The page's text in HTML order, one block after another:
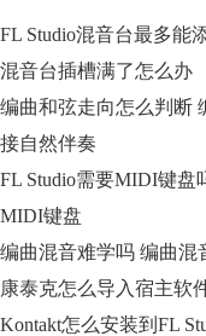
FL Studio混音台最多能
混音台插槽满了怎么办
编曲和弦走向怎么判断
接自然伴奏
FL Studio需要MIDI键盘
MIDI键盘
编曲混音难学吗 编曲混
康泰克怎么导入宿主软
Kontakt怎么安装到FL